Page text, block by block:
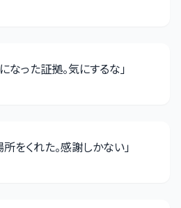
なった証拠。気にするな」
をくれた。感謝しかない」